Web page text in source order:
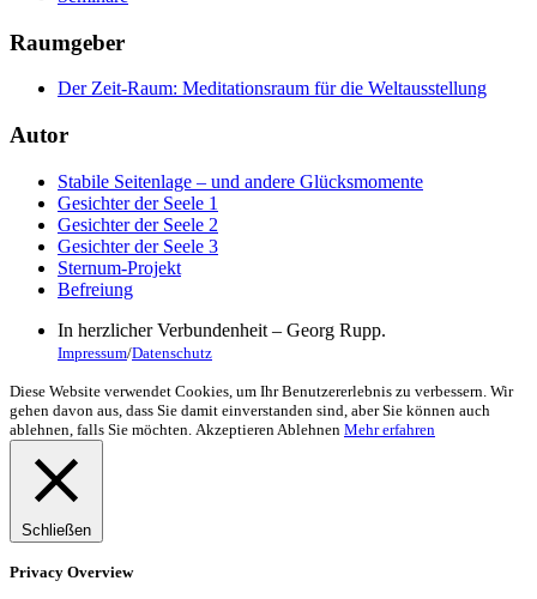
Raumgeber
Der Zeit-Raum: Meditationsraum für die Weltausstellung
Autor
Stabile Seitenlage – und andere Glücksmomente
Gesichter der Seele 1
Gesichter der Seele 2
Gesichter der Seele 3
Sternum-Projekt
Befreiung
In herzlicher Verbundenheit – Georg Rupp.
Impressum/Datenschutz
Diese Website verwendet Cookies, um Ihr Benutzererlebnis zu verbessern. Wir
gehen davon aus, dass Sie damit einverstanden sind, aber Sie können auch
ablehnen, falls Sie möchten. Akzeptieren Ablehnen Mehr erfahren
Schließen
Privacy Overview